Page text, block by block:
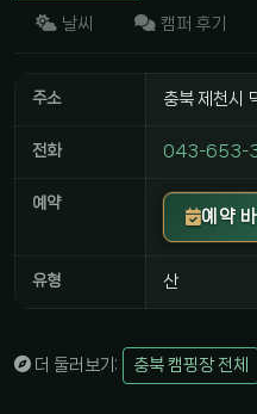
날씨 캠퍼 후기
주소 충북 제천시
전화 043-653-
예약
예약
유형 산
더 둘러보기: 충북 캠핑장 전체